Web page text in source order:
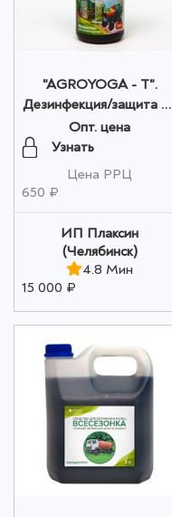
"AGROYOGA - T".
Дезинфекция/защита от
болезней растений 300
мл. оптом
Опт. цена
Узнать
Цена РРЦ
650 ₽
ИП Плаксин
(Челябинск)
4.8 Мин
15 000 ₽